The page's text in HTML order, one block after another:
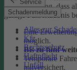
Service
Schadenmeldung
Alles zur
Kfz
Rechtsschutz
Haftpflicht
Unfall
die Bestätigung, dass
gültige Fahrerlaubnis
Eine
möglich.
Bis zu fünf
Temporäre
mitversichert.